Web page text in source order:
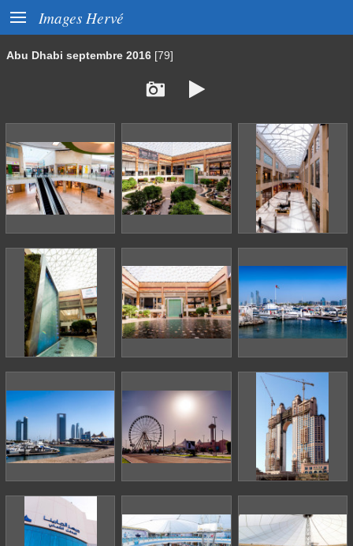
 Images Hervé
Abu Dhabi septembre 2016 [79]
 